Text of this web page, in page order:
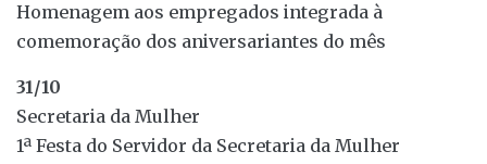
Homenagem aos empregados integrada à
comemoração dos aniversariantes do mês
31/10
Secretaria da Mulher
1ª Festa do Servidor da Secretaria da Mulher